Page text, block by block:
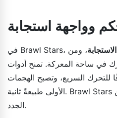
وواجهة استجابة
، ومن
في ساحة المعركة. تمنح أدوات
للتحرك السريع، وتصبح الهجمات
الأولى طبيعةً ثانية. Brawl Stars لعبة سهلة اللعب حتى للاعبين
الجدد.